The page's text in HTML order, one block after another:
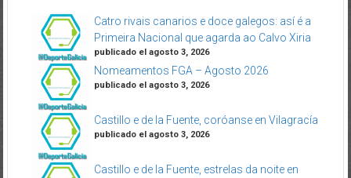
Catro rivais canarios e doce galegos: así é a
Primeira Nacional que agarda ao Calvo Xiria
publicado el agosto 3, 2026
Nomeamentos FGA – Agosto 2026
publicado el agosto 3, 2026
Castillo e de la Fuente, coróanse en Vilagracía
publicado el agosto 3, 2026
Castillo e de la Fuente, estrelas da noite en